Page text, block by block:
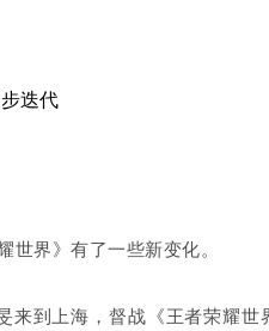
迭代
世界》有了一些新变化。
来到上海，督战《王者荣耀